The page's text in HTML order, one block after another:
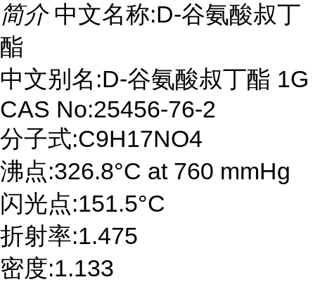
简介 中文名称:D-谷氨酸叔丁
酯
中文别名:D-谷氨酸叔丁酯 1G
CAS No:25456-76-2
分子式:C9H17NO4
沸点:326.8°C at 760 mmHg
闪光点:151.5°C
折射率:1.475
密度:1.133